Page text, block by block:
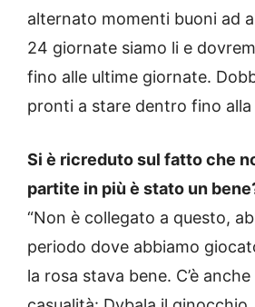
alternato momenti buoni ad
24 giornate siamo li e
fino alle ultime giornate.
pronti a stare dentro fino alla
Si è ricreduto sul fatto che
partite in più è stato un
“Non è collegato a questo,
periodo dove abbiamo
la rosa stava bene. C’è anche